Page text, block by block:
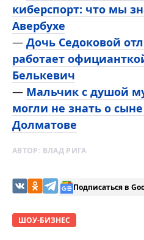
киберспорт: что мы
Авербухе
— Дочь Седоковой
работает
Белькевич
— Мальчик с душой
могли не знать о
Долматове
АВТОР: ВЛАД РИГА
Подписаться в
ШОУ-БИЗНЕС